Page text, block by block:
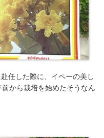
任した際に、イペーの美し
から栽培を始めたそうなん